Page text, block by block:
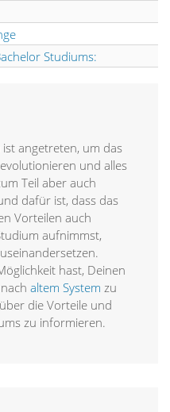
Studiums:
ist angetreten, um das
und alles
Teil aber auch
dafür ist, dass das
Vorteilen auch
aufnimmst,
hast, Deinen
altem System zu
die Vorteile und
zu informieren.